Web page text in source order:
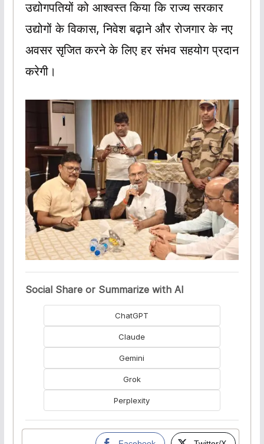
उद्योगपतियों को आश्वस्त किया कि राज्य सरकार
उद्योगों के विकास, निवेश बढ़ाने और रोजगार के नए
अवसर सृजित करने के लिए हर संभव सहयोग प्रदान
करेगी।
Social Share or Summarize with AI
ChatGPT
Claude
Gemini
Grok
Perplexity